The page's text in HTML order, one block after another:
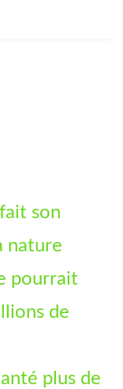
son
nature
pourrait
de
plus de